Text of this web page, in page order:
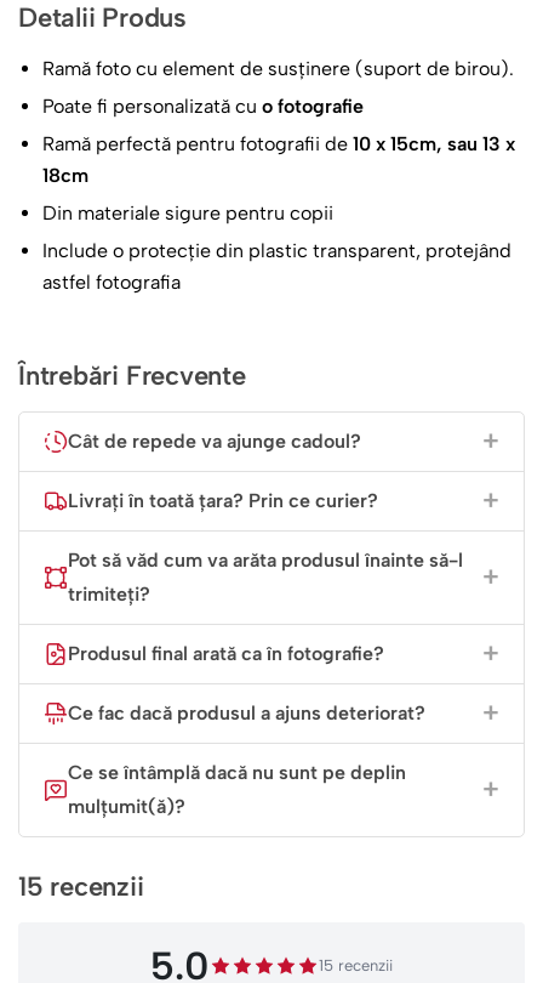
personal. Oferă un strop de căldură și familiaritate
oricărei încăperi, transformând o simplă fotografie într-o
comoară de neprețuit. Dăruiește emoție, dăruiește
suflet pentru sufletele dragi din familia ta.
Detalii Produs
Ramă foto cu element de susținere (suport de birou).
Poate fi personalizată cu o fotografie
Ramă perfectă pentru fotografii de 10 x 15cm, sau 13 x
18cm
Din materiale sigure pentru copii
Include o protecție din plastic transparent, protejând
astfel fotografia
Întrebări Frecvente
Cât de repede va ajunge cadoul?
Livrați în toată țara? Prin ce curier?
Pot să văd cum va arăta produsul înainte să-l
trimiteți?
Produsul final arată ca în fotografie?
Ce fac dacă produsul a ajuns deteriorat?
Ce se întâmplă dacă nu sunt pe deplin
mulțumit(ă)?
15 recenzii
5.0 15 recenzii